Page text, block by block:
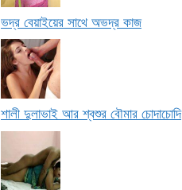
ভদ্র বেয়াইয়ের সাথে অভদ্র কাজ
শালী দুলাভাই আর শ্বশুর বৌমার চোদাচোদি